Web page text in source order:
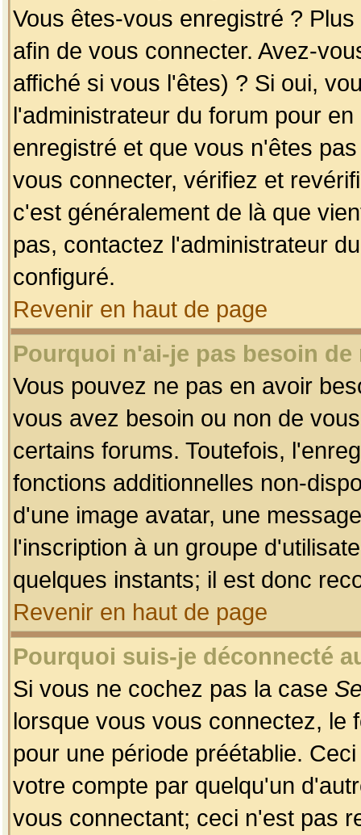
Vous êtes-vous enregistré ?
afin de vous connecter. Avez-
affiché si vous l'êtes) ? Si oui,
l'administrateur du forum pour
enregistré et que vous n'êtes
vous connecter, vérifiez et
c'est généralement de là que
pas, contactez l'administrateur
configuré.
Revenir en haut de page
Pourquoi n'ai-je pas besoin
Vous pouvez ne pas en avoir
vous avez besoin ou non de
certains forums. Toutefois,
fonctions additionnelles non-
d'une image avatar, une
l'inscription à un groupe
quelques instants; il est donc
Revenir en haut de page
Pourquoi suis-je déconnecté
Si vous ne cochez pas la case
lorsque vous vous connectez, le
pour une période préétablie.
votre compte par quelqu'un
vous connectant; ceci n'est pas